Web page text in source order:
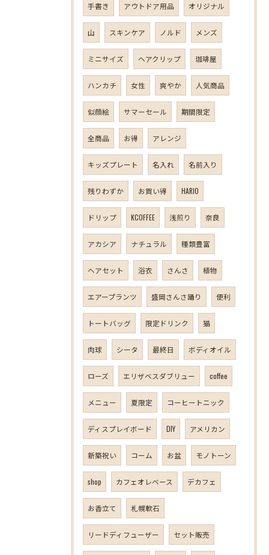
手書き アウトドア用品 オリジナル
山 スキンケア ノルド メンズ
ミニサイズ ヘアクリップ 珈琲屋
ハンカチ 女性 爽やか 人気商品
似顔絵 サマーセール 期間限定
全商品 お得 アレンジ
キッズプレート 名入れ 名前入り
残りわずか お買い得 HARIO
ドリップ KCOFFEE 浅煎り 奈良
アカシア ナチュラル 種類豊富
ヘアセット 浴衣 さんさ 植物
エアープランツ 盛岡さんさ踊り 便利
トートバッグ 限定ドリンク 猫
肉球 シータ 最終日 ボディオイル
ローズ エリザベスダブリュー coffee
メニュー 夏限定 コーヒートニック
ディスプレイボード DIY アメリカン
新築祝い コーム お盆 モノトーン
shop カフェオレベース デカフェ
お香立て 札幌軟石
リードディフューザー セット販売